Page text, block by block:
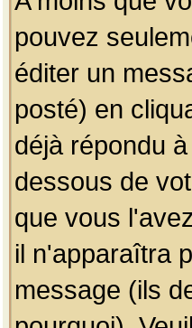
pouvez
éditer un
posté) en
déjà répondu
dessous de
que vous
il n'apparaîtra
message (ils